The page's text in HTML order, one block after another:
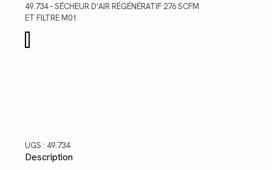
était :
$29,792.08. est :
49.734 – SÉCHEUR D’AIR RÉGÉNÉRATIF 276 SCFM
ET FILTRE M01
de
UGS : 49.734
Description